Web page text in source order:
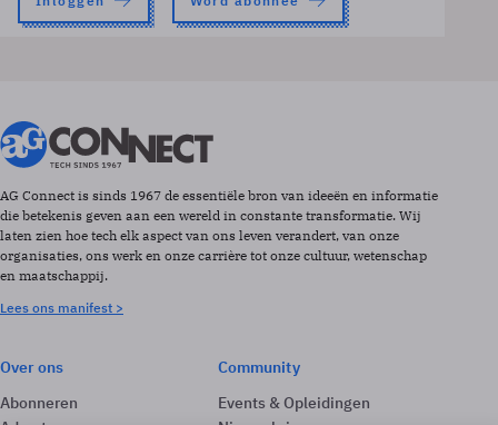
AG Connect is sinds 1967 de essentiële bron van ideeën en informatie
die betekenis geven aan een wereld in constante transformatie. Wij
laten zien hoe tech elk aspect van ons leven verandert, van onze
organisaties, ons werk en onze carrière tot onze cultuur, wetenschap
en maatschappij.
Lees ons manifest >
Over ons
Abonneren
Community
Events & Opleidingen